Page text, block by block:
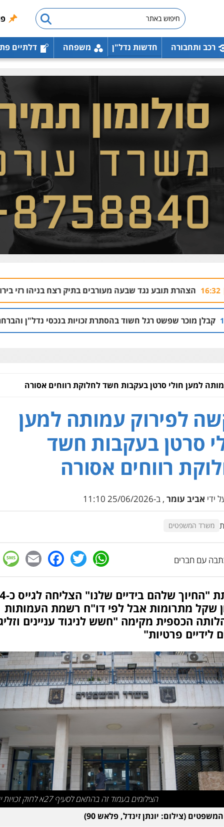
רכב ותחבורה חדשות נדל"ן משפחה דלתיים
נגד שבעה מעורבים בתיק רצח בניהו רזי בירושלים 04.08 | 13:37
רגל חשוד בהסתרת זכויות בנכסי נדל"ן והברחת נכסים | 21:53
למען חולי סרטן בעקבות חשד לחלוקת רווחים אסורה
לפירוק עמותה למען
סרטן בעקבות חשד
רווחים אסורה
ידי אביב עומר , ב-25/06/2026 11:10
משרד המשפטים
עם חברים WhatsApp
Twitter
עמותת
שקל מתרומות אבל לפי דו"ח רשמת העמותות
הכספית מקימה "חשש לניגוד עניינים
לידיים פרטיות"
הצילומים בעמוד זה בהתאם לסעיף 27א לחוק זכויות יוצרים
(צילום: יונתן זינדל, פלאש 90)